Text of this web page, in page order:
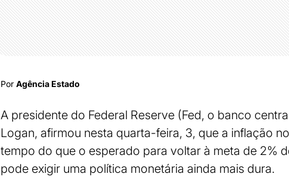
Por Agência Estado
A presidente do Federal Reserve (Fed, o banco
Logan, afirmou nesta quarta-feira, 3, que a inflação
tempo do que o esperado para voltar à meta de 2%
pode exigir uma política monetária ainda mais dura.